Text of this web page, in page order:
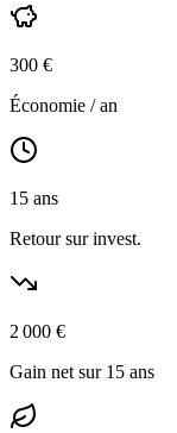
300 €
Économie / an
15 ans
Retour sur invest.
2 000 €
Gain net sur 15 ans